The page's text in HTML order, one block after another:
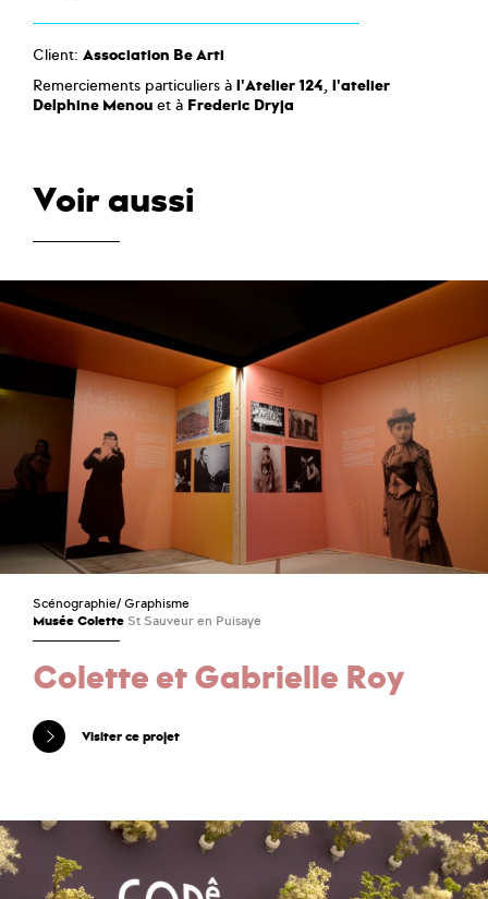
Client: Association Be Arti
Remerciements particuliers à l'Atelier 124, l'atelier
Delphine Menou et à Frederic Dryja
Voir aussi
Scénographie/ Graphisme
Musée Colette St Sauveur en Puisaye
Colette et Gabrielle Roy
Visiter ce projet